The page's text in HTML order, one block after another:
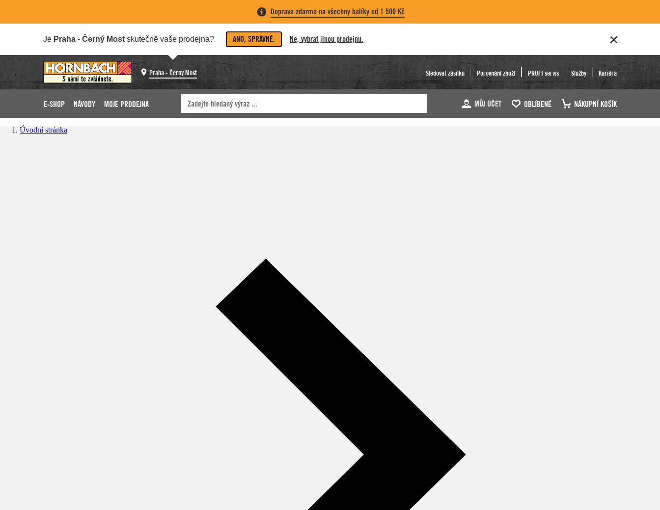
Doprava zdarma na všechny balíky od 1 500 Kč
Je Praha - Černý Most skutečně vaše prodejna? ANO, SPRÁVNĚ. Ne, vybrat jinou prodejnu.
Praha - Černý Most Sledovat zásilku Porovnání zboží PROFI servis Služby Kariéra
E-SHOP NÁVODY MOJE PRODEJNA MŮJ ÚČET OBLÍBENÉ NÁKUPNÍ KOŠÍK
Úvodní stránka